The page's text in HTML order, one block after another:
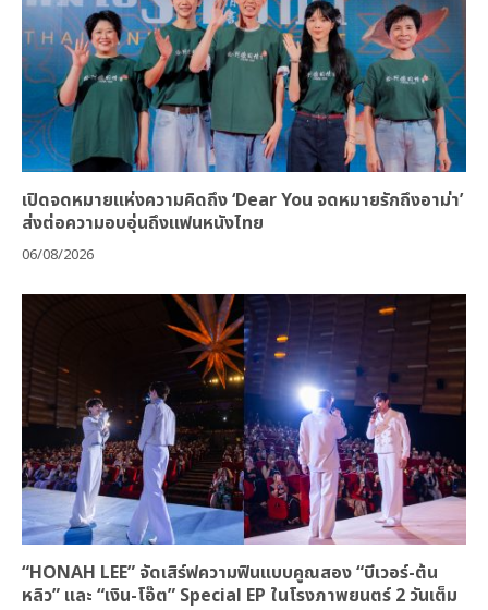
เปิดจดหมายแห่งความคิดถึง ‘Dear You จดหมายรักถึงอาม่า’
ส่งต่อความอบอุ่นถึงแฟนหนังไทย
06/08/2026
“HONAH LEE” จัดเสิร์ฟความฟินแบบคูณสอง “บีเวอร์-ต้น
หลิว” และ “เงิน-โอ๊ต” Special EP ในโรงภาพยนตร์ 2 วันเต็ม